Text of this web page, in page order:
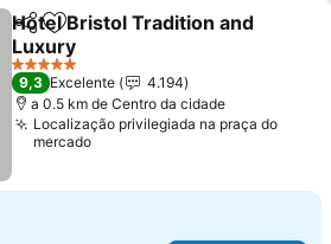
PartilharAdicionar aos favoritos
Hotel Bristol Tradition and
Luxury
Ver preços
5 Estrelas
9,3 Excelente
4.194
a 0.5 km de Centro da cidade
Localização privilegiada na praça do
mercado